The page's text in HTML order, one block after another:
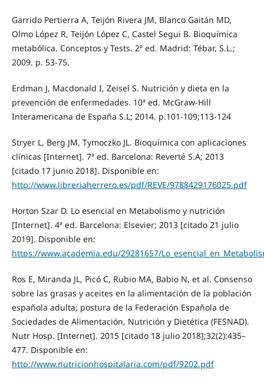
Garrido Pertierra A, Teijón Rivera JM, Blanco Gaitán MD,
Olmo López R, Teijón López C, Castel Segui B. Bioquímica
metabólica. Conceptos y Tests. 2ª ed. Madrid: Tébar, S.L.;
2009. p. 53-75.
Erdman J, Macdonald I, Zeisel S. Nutrición y dieta en la
prevención de enfermedades. 10ª ed. McGraw-Hill
Interamericana de España S.L; 2014. p.101-109;113-124
Stryer L, Berg JM, Tymoczko JL. Bioquímica con aplicaciones
clínicas [Internet]. 7ª ed. Barcelona: Reverté S.A; 2013
[citado 17 junio 2018]. Disponible en:
http://www.libreriaherrero.es/pdf/REVE/9788429176025.pdf
Horton Szar D. Lo esencial en Metabolismo y nutrición
[Internet]. 4ª ed. Barcelona: Elsevier; 2013 [citado 21 julio
2019]. Disponible en:
https://www.academia.edu/29281657/
Ros E, Miranda JL, Picó C, Rubio MA, Babio N, et al. Consenso
sobre las grasas y aceites en la alimentación de la población
española adulta; postura de la Federación Española de
Sociedades de Alimentación, Nutrición y Dietética (FESNAD).
Nutr Hosp. [Internet]. 2015 [citado 18 julio 2018];32(2):435–
477. Disponible en:
http://www.nutricionhospitalaria.com/pdf/9202.pdf